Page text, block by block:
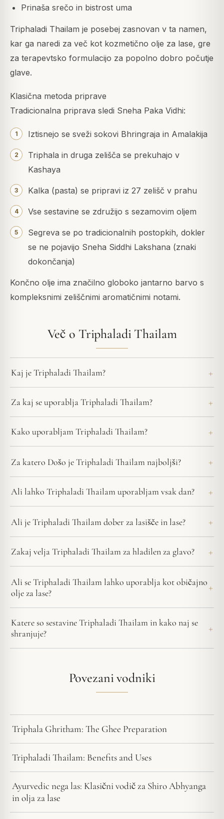
Prinaša srečo in bistrost uma
Triphaladi Thailam je posebej zasnovan v ta namen,
kar ga naredi za več kot kozmetično olje za lase, gre
za terapevtsko formulacijo za popolno dobro počutje
glave.
Klasična metoda priprave
Tradicionalna priprava sledi Sneha Paka Vidhi:
Iztisnejo se sveži sokovi Bhringraja in Amalakija
Triphala in druga zelišča se prekuhajo v
Kashaya
Kalka (pasta) se pripravi iz 27 zelišč v prahu
Vse sestavine se združijo s sezamovim oljem
Segreva se po tradicionalnih postopkih, dokler
se ne pojavijo Sneha Siddhi Lakshana (znaki
dokončanja)
Končno olje ima značilno globoko jantarno barvo s
kompleksnimi zeliščnimi aromatičnimi notami.
Več o Triphaladi Thailam
Kaj je Triphaladi Thailam?
Za kaj se uporablja Triphaladi Thailam?
Kako uporabljam Triphaladi Thailam?
Za katero Došo je Triphaladi Thailam najboljši?
Ali lahko Triphaladi Thailam uporabljam vsak dan?
Ali je Triphaladi Thailam dober za lasišče in lase?
Zakaj velja Triphaladi Thailam za hladilen za glavo?
Ali se Triphaladi Thailam lahko uporablja kot običajno
olje za lase?
Katere so sestavine Triphaladi Thailam in kako naj se
shranjuje?
Povezani vodniki
Triphala Ghritham: The Ghee Preparation
Triphaladi Thailam: Benefits and Uses
Ayurvedic nega las: Klasični vodič za Shiro Abhyanga
in olja za lase